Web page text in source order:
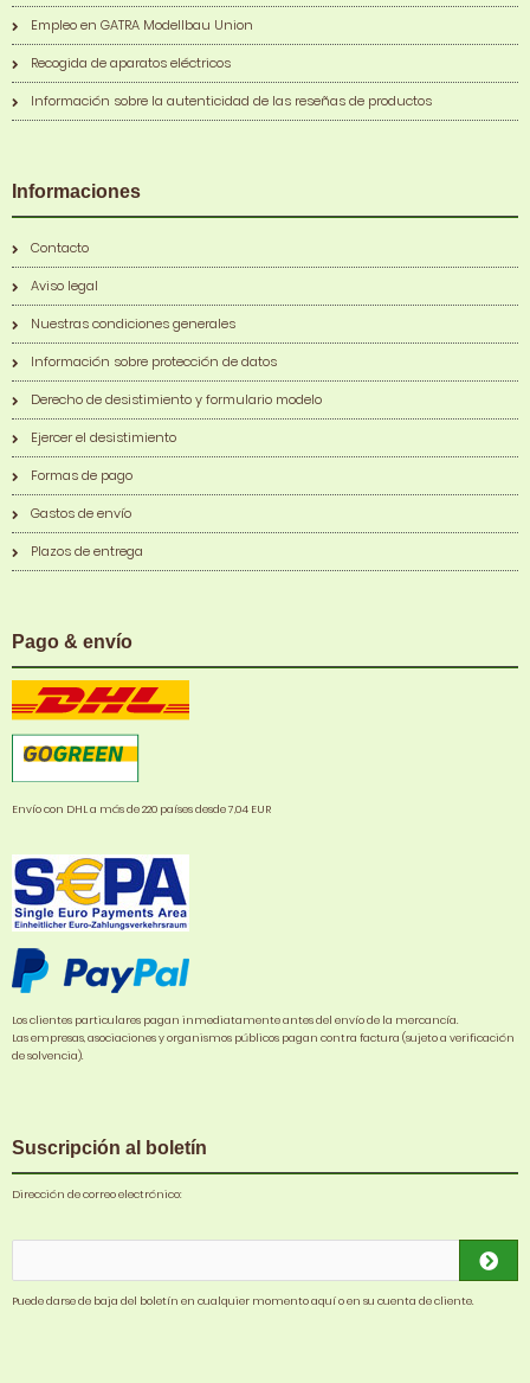
Empleo en GATRA Modellbau Union
Recogida de aparatos eléctricos
Información sobre la autenticidad de las reseñas de productos
Informaciones
Contacto
Aviso legal
Nuestras condiciones generales
Información sobre protección de datos
Derecho de desistimiento y formulario modelo
Ejercer el desistimiento
Formas de pago
Gastos de envío
Plazos de entrega
Pago & envío
Envío con DHL a más de 220 países desde 7,04 EUR
Los clientes particulares pagan inmediatamente antes del envío de la mercancía.
Las empresas, asociaciones y organismos públicos pagan contra factura (sujeto a verificación
de solvencia).
Suscripción al boletín
Dirección de correo electrónico:
Puede darse de baja del boletín en cualquier momento aquí o en su cuenta de cliente.